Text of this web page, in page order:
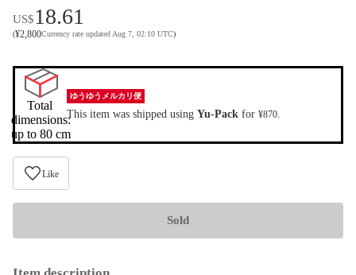
US$18.61
(¥2,800Currency rate updated Aug 7, 02:10 UTC)
Total
dimensions:
up to 80 cm
ゆうゆうメルカリ便
This item was shipped using Yu-Pack for ¥870.
Like
Sold